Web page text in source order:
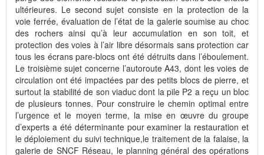
ultérieures. Le second sujet consiste en la protection de la
voie ferrée, évaluation de l’état de la galerie soumise au choc
des rochers ainsi qu’à leur accumulation en son toit, et
protection des voies à l’air libre désormais sans protection car
tous les écrans pare-blocs ont été détruits dans l’éboulement.
Le troisième sujet concerne l’autoroute A43, dont les voies de
circulation ont été impactées par des petits blocs de pierre, et
surtout la stabilité de son viaduc dont la pile P2 a reçu un bloc
de plusieurs tonnes. Pour construire le chemin optimal entre
l’urgence et le moyen terme, la mise en œuvre du groupe
d’experts a été déterminante pour examiner la restauration et
le déploiement du suivi technique,le traitement de la falaise, la
galerie de SNCF Réseau, le planning général des opérations